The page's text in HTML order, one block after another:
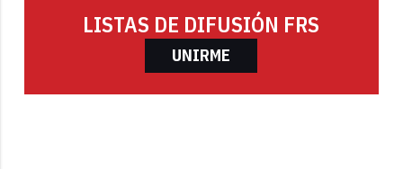
LISTAS DE DIFUSIÓN FRS
UNIRME